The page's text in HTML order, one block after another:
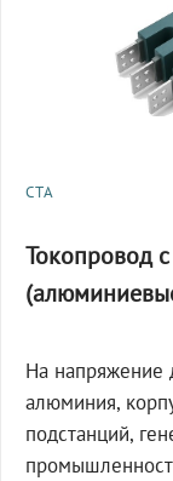
СТА
Токопровод
На напряжение
алюминия,
подстанций,